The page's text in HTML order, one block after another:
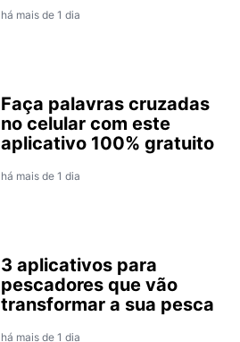
há mais de 1 dia
Faça palavras cruzadas
no celular com este
aplicativo 100% gratuito
há mais de 1 dia
3 aplicativos para
pescadores que vão
transformar a sua pesca
há mais de 1 dia